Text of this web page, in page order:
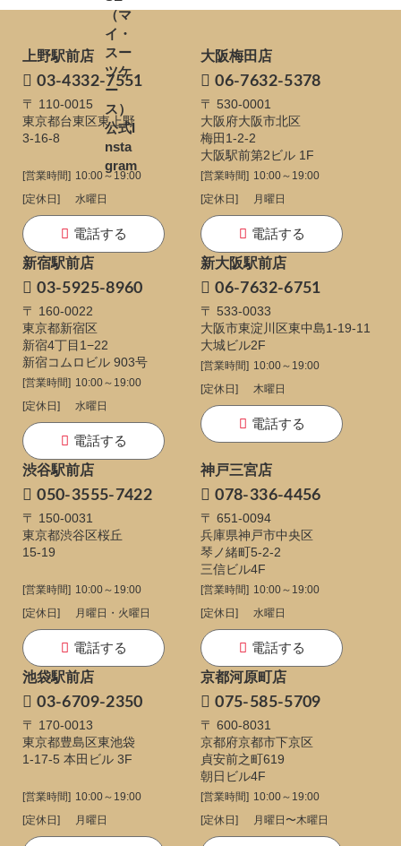
上野駅前店
03-4332-7551
〒 110-0015
東京都台東区東上野
3-16-8
[営業時間] 10:00～19:00
[定休日]
水曜日
電話する
大阪梅田店
06-7632-5378
〒 530-0001
大阪府大阪市北区
梅田1-2-2
大阪駅前第2ビル 1F
[営業時間] 10:00～19:00
[定休日]
月曜日
電話する
新宿駅前店
03-5925-8960
〒 160-0022
東京都新宿区
新宿4丁目1−22
新宿コムロビル 903号
[営業時間] 10:00～19:00
[定休日]
水曜日
電話する
新大阪駅前店
06-7632-6751
〒 533-0033
大阪市東淀川区東中島1-19-11
大城ビル2F
[営業時間] 10:00～19:00
[定休日]
木曜日
電話する
渋谷駅前店
050-3555-7422
〒 150-0031
東京都渋谷区桜丘
15-19
[営業時間] 10:00～19:00
[定休日]
月曜日・火曜日
電話する
神戸三宮店
078-336-4456
〒 651-0094
兵庫県神戸市中央区
琴ノ緒町5-2-2
三信ビル4F
[営業時間] 10:00～19:00
[定休日]
水曜日
電話する
池袋駅前店
03-6709-2350
〒 170-0013
東京都豊島区東池袋
1-17-5 本田ビル 3F
[営業時間] 10:00～19:00
[定休日]
月曜日
京都河原町店
075-585-5709
〒 600-8031
京都府京都市下京区
貞安前之町619
朝日ビル4F
[営業時間] 10:00～19:00
[定休日]
月曜日〜木曜日